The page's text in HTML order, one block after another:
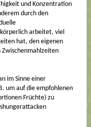
und Konzentration
durch den
arbeitet, viel
hat, den eigenen
Zwischenmahlzeiten
im Sinne einer
um auf die empfohlenen
Früchte) zu